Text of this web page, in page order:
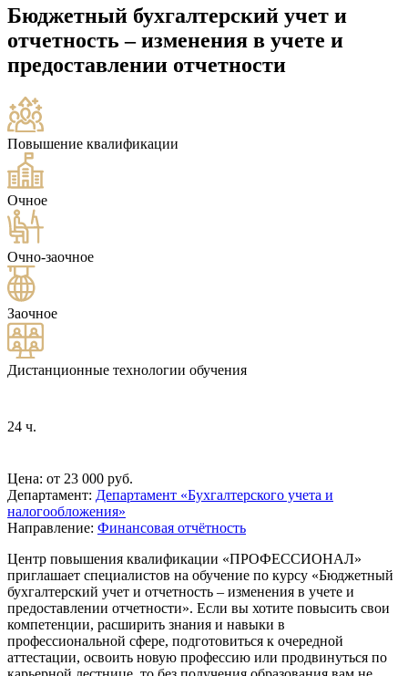
Бюджетный бухгалтерский учет и
отчетность – изменения в учете и
предоставлении отчетности
Повышение квалификации
Очное
Очно-заочное
Заочное
Дистанционные технологии обучения
24 ч.
Цена: от 23 000 руб.
Департамент: Департамент «Бухгалтерского учета и
налогообложения»
Направление: Финансовая отчётность
Центр повышения квалификации «ПРОФЕССИОНАЛ»
приглашает специалистов на обучение по курсу «Бюджетный
бухгалтерский учет и отчетность – изменения в учете и
предоставлении отчетности». Если вы хотите повысить свои
компетенции, расширить знания и навыки в
профессиональной сфере, подготовиться к очередной
аттестации, освоить новую профессию или продвинуться по